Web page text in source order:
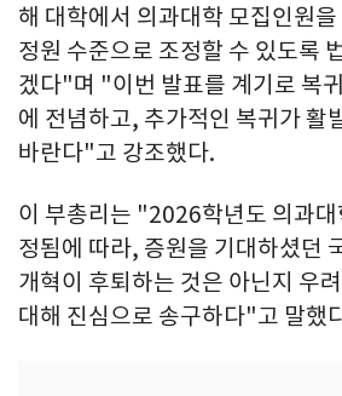
해 대학에서 의과대학 모집인원
정원 수준으로 조정할 수 있도록
겠다"며 "이번 발표를 계기로 복
에 전념하고, 추가적인 복귀가 활
바란다"고 강조했다.
이 부총리는 "2026학년도 의과대
정됨에 따라, 증원을 기대하셨던
개혁이 후퇴하는 것은 아닌지 우
대해 진심으로 송구하다"고 말했